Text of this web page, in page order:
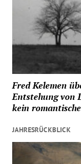
Fred Kelemen
Entstehung von
kein
JAHRESRÜCKBLICK